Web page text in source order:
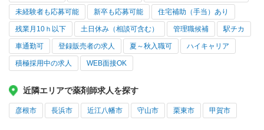
未経験者も応募可能 新卒も応募可能 住宅補助（手当）あり
残業月10ｈ以下 土日休み（相談可含む） 管理職候補 駅チカ
車通勤可 登録販売者の求人 夏～秋入職可 ハイキャリア
積極採用中の求人 WEB面接OK
近隣エリアで薬剤師求人を探す
彦根市 長浜市 近江八幡市 守山市 栗東市 甲賀市